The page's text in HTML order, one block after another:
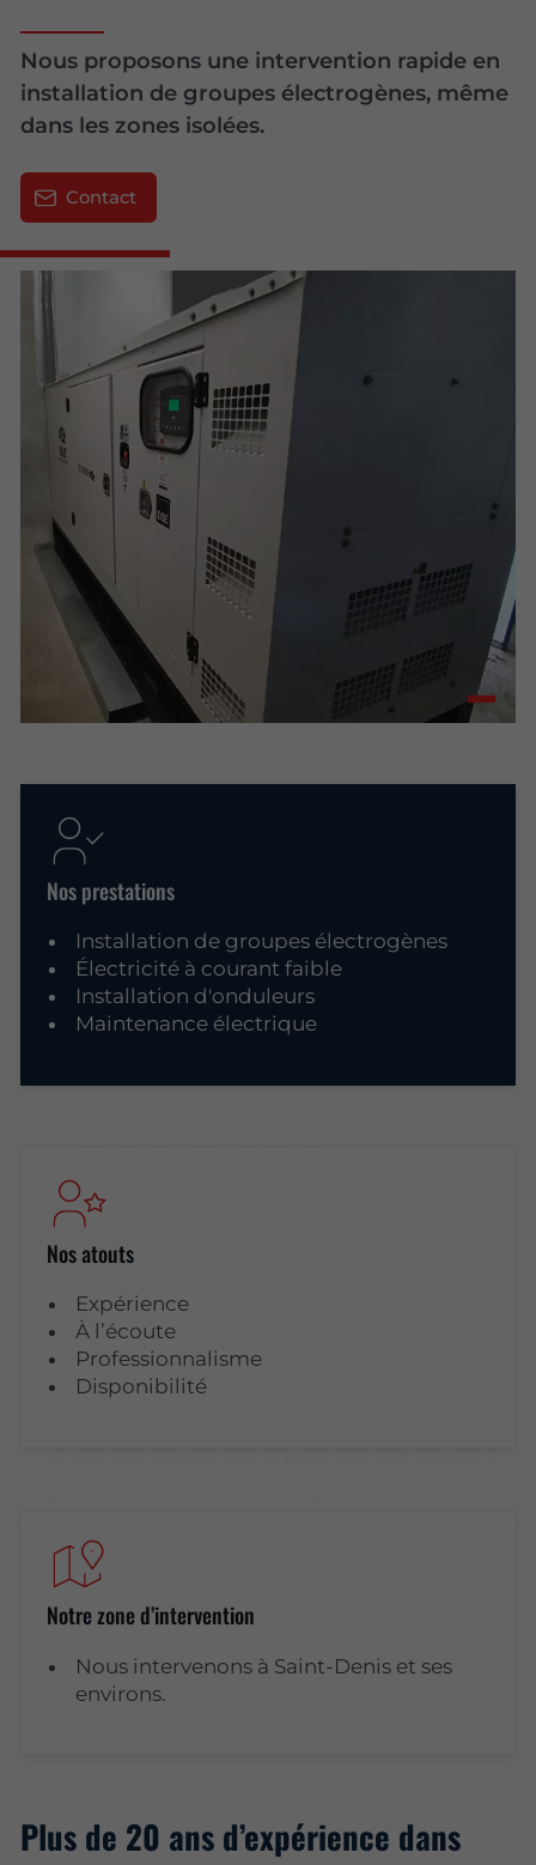
Nous proposons une intervention rapide en
installation de groupes électrogènes, même
dans les zones isolées.
Contact
Nos prestations
Installation de groupes électrogènes
Électricité à courant faible
Installation d'onduleurs
Maintenance électrique
Nos atouts
Expérience
À l’écoute
Professionnalisme
Disponibilité
Notre zone d’intervention
Nous intervenons à Saint-Denis et ses
environs.
Plus de 20 ans d’expérience dans